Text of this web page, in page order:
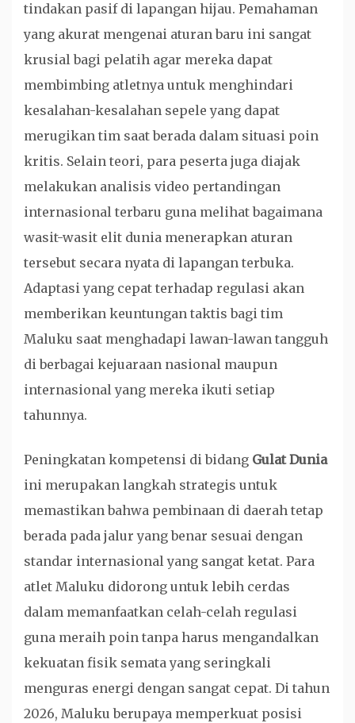
tindakan pasif di lapangan hijau. Pemahaman
yang akurat mengenai aturan baru ini sangat
krusial bagi pelatih agar mereka dapat
membimbing atletnya untuk menghindari
kesalahan-kesalahan sepele yang dapat
merugikan tim saat berada dalam situasi poin
kritis. Selain teori, para peserta juga diajak
melakukan analisis video pertandingan
internasional terbaru guna melihat bagaimana
wasit-wasit elit dunia menerapkan aturan
tersebut secara nyata di lapangan terbuka.
Adaptasi yang cepat terhadap regulasi akan
memberikan keuntungan taktis bagi tim
Maluku saat menghadapi lawan-lawan tangguh
di berbagai kejuaraan nasional maupun
internasional yang mereka ikuti setiap
tahunnya.
Peningkatan kompetensi di bidang Gulat Dunia
ini merupakan langkah strategis untuk
memastikan bahwa pembinaan di daerah tetap
berada pada jalur yang benar sesuai dengan
standar internasional yang sangat ketat. Para
atlet Maluku didorong untuk lebih cerdas
dalam memanfaatkan celah-celah regulasi
guna meraih poin tanpa harus mengandalkan
kekuatan fisik semata yang seringkali
menguras energi dengan sangat cepat. Di tahun
2026, Maluku berupaya memperkuat posisi